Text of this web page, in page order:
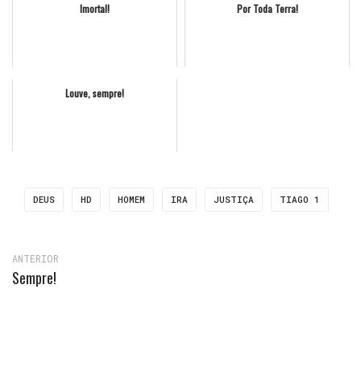
Imortal! Por Toda Terra!
Louve, sempre!
DEUS HD HOMEM IRA JUSTIÇA TIAGO 1
ANTERIOR
Sempre!